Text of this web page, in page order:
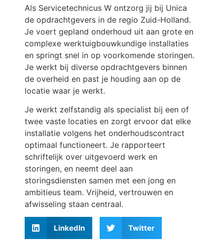
Als Servicetechnicus W ontzorg jij bij Unica
de opdrachtgevers in de regio Zuid-Holland.
Je voert gepland onderhoud uit aan grote en
complexe werktuigbouwkundige installaties
en springt snel in op voorkomende storingen.
Je werkt bij diverse opdrachtgevers binnen
de overheid en past je houding aan op de
locatie waar je werkt.
Je werkt zelfstandig als specialist bij een of
twee vaste locaties en zorgt ervoor dat elke
installatie volgens het onderhoudscontract
optimaal functioneert. Je rapporteert
schriftelijk over uitgevoerd werk en
storingen, en neemt deel aan
storingsdiensten samen met een jong en
ambitieus team. Vrijheid, vertrouwen en
afwisseling staan centraal.
LinkedIn Twitter